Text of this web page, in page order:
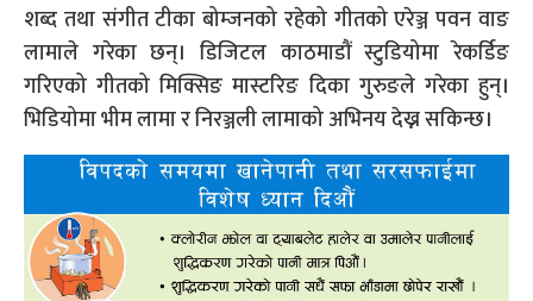
शब्द तथा संगीत टीका बोम्जनको रहेको गीतको एरेञ्ज पवन वाङ
लामाले गरेका छन्। डिजिटल काठमाडौं स्टुडियोमा रेकर्डिङ
गरिएको गीतको मिक्सिङ मास्टरिङ दिका गुरुङले गरेका हुन्।
भिडियोमा भीम लामा र निरञ्जली लामाको अभिनय देख्न सकिन्छ।